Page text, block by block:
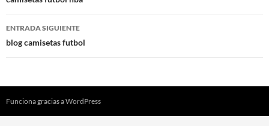
entradas
ENTRADA SIGUIENTE
blog camisetas futbol
Funciona gracias a WordPress